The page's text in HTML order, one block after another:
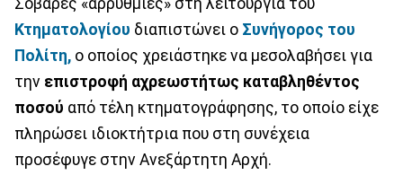
Κτηματολογίου διαπιστώνει ο Συνήγορος του
Πολίτη, ο οποίος χρειάστηκε να μεσολαβήσει για
την επιστροφή αχρεωστήτως καταβληθέντος
ποσού από τέλη κτηματογράφησης, το οποίο είχε
πληρώσει ιδιοκτήτρια που στη συνέχεια
προσέφυγε στην Ανεξάρτητη Αρχή.